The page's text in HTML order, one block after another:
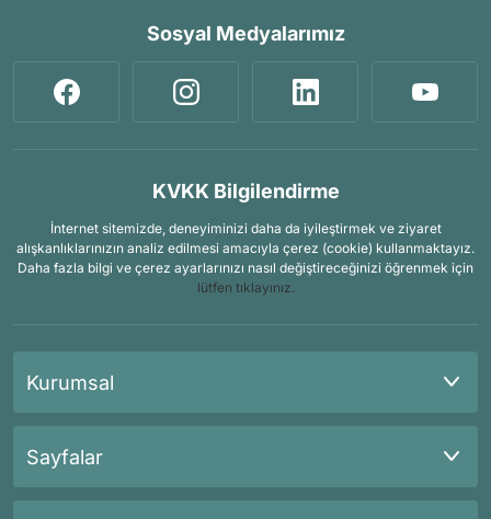
Sosyal Medyalarımız
KVKK Bilgilendirme
İnternet sitemizde, deneyiminizi daha da iyileştirmek ve ziyaret
alışkanlıklarınızın analiz edilmesi amacıyla çerez (cookie) kullanmaktayız.
Daha fazla bilgi ve çerez ayarlarınızı nasıl değiştireceğinizi öğrenmek için
lütfen tıklayınız.
Kurumsal
Sayfalar